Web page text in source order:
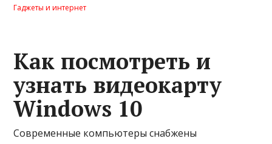
Гаджеты и интернет
Как посмотреть и
узнать видеокарту
Windows 10
Современные компьютеры снабжены